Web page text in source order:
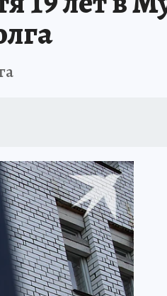
НА СЕБЕ